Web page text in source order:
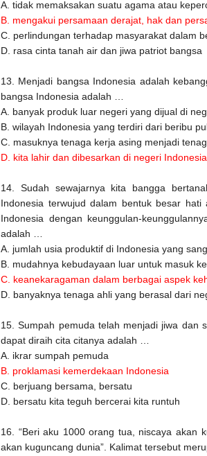
A. tidak memaksakan suatu agama atau
B. mengakui persamaan derajat, hak dan
C. perlindungan terhadap masyarakat dalam
D. rasa cinta tanah air dan jiwa patriot bangsa
13. Menjadi bangsa Indonesia adalah
bangsa Indonesia adalah …
A. banyak produk luar negeri yang dijual di
B. wilayah Indonesia yang terdiri dari beribu
C. masuknya tenaga kerja asing menjadi
D. kita lahir dan dibesarkan di negeri Indonesia.
14. Sudah sewajarnya kita bangga
Indonesia terwujud dalam bentuk besar
Indonesia dengan keunggulan-
adalah …
A. jumlah usia produktif di Indonesia yang
B. mudahnya kebudayaan luar untuk masuk
C. keanekaragaman dalam berbagai aspek
D. banyaknya tenaga ahli yang berasal dari
15. Sumpah pemuda telah menjadi jiwa dan
dapat diraih cita citanya adalah …
A. ikrar sumpah pemuda
B. proklamasi kemerdekaan Indonesia
C. berjuang bersama, bersatu
D. bersatu kita teguh bercerai kita runtuh
16. “Beri aku 1000 orang tua, niscaya akan
akan kuguncang dunia”. Kalimat tersebut